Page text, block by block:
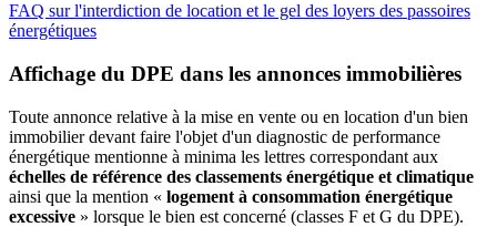
FAQ sur l'interdiction de location et le gel des loyers des passoires
énergétiques
Affichage du DPE dans les annonces immobilières
Toute annonce relative à la mise en vente ou en location d'un bien
immobilier devant faire l'objet d'un diagnostic de performance
énergétique mentionne à minima les lettres correspondant aux
échelles de référence des classements énergétique et climatique
ainsi que la mention « logement à consommation énergétique
excessive » lorsque le bien est concerné (classes F et G du DPE).